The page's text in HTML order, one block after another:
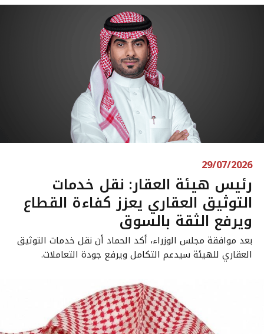
29/07/2026
رئيس هيئة العقار: نقل خدمات
التوثيق العقاري يعزز كفاءة القطاع
ويرفع الثقة بالسوق
بعد موافقة مجلس الوزراء، أكد الحماد أن نقل خدمات التوثيق
العقاري للهيئة سيدعم التكامل ويرفع جودة التعاملات.